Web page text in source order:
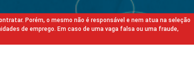
Porém, o mesmo não é responsável e nem atua na seleção
de emprego. Em caso de uma vaga falsa ou uma fraude,